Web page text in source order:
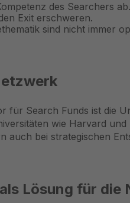
des Searchers ab.
Exit erschweren.
sind nicht immer
für Search Funds ist die
wie Harvard
auch bei strategischen
Lösung für